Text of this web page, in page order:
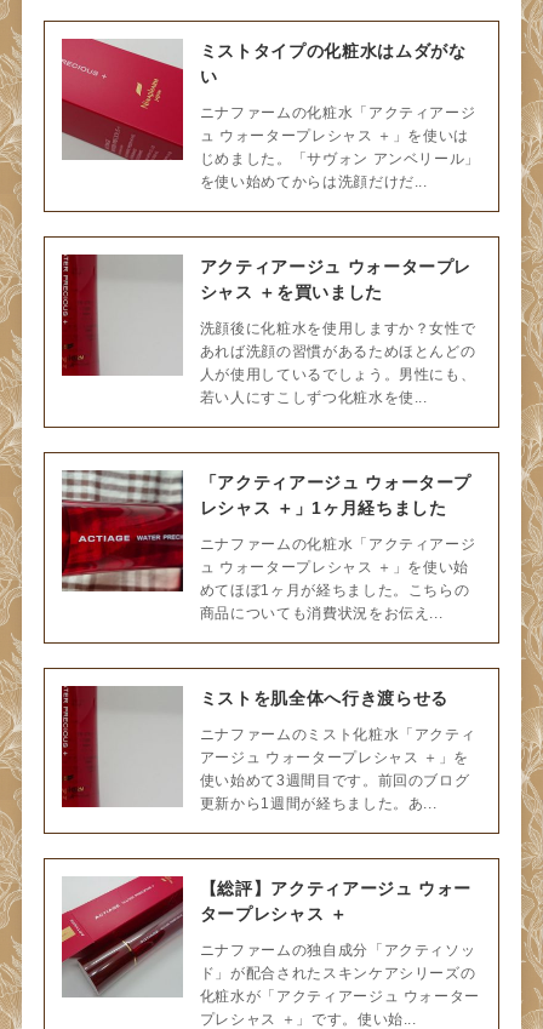
ミストタイプの化粧水はムダがな
い
ニナファームの化粧水「アクティアージ
ュ ウォータープレシャス ＋」を使いは
じめました。「サヴォン アンベリール」
を使い始めてからは洗顔だけだ...
アクティアージュ ウォータープレ
シャス ＋を買いました
洗顔後に化粧水を使用しますか？女性で
あれば洗顔の習慣があるためほとんどの
人が使用しているでしょう。男性にも、
若い人にすこしずつ化粧水を使...
「アクティアージュ ウォータープ
レシャス ＋」1ヶ月経ちました
ニナファームの化粧水「アクティアージ
ュ ウォータープレシャス ＋」を使い始
めてほぼ1ヶ月が経ちました。こちらの
商品についても消費状況をお伝え...
ミストを肌全体へ行き渡らせる
ニナファームのミスト化粧水「アクティ
アージュ ウォータープレシャス ＋」を
使い始めて3週間目です。前回のブログ
更新から1週間が経ちました。あ...
【総評】アクティアージュ ウォー
タープレシャス ＋
ニナファームの独自成分「アクティソッ
ド」が配合されたスキンケアシリーズの
化粧水が「アクティアージュ ウォーター
プレシャス ＋」です。使い始...